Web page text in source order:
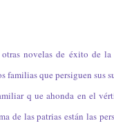
novelas de éxito de
que persiguen sus
q ue ahonda en el
de las patrias están las